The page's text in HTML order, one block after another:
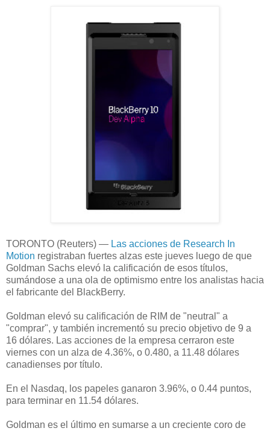
TORONTO (Reuters) — Las acciones de Research In
Motion registraban fuertes alzas este jueves luego de que
Goldman Sachs elevó la calificación de esos títulos,
sumándose a una ola de optimismo entre los analistas hacia
el fabricante del BlackBerry.
Goldman elevó su calificación de RIM de "neutral" a
"comprar", y también incrementó su precio objetivo de 9 a
16 dólares. Las acciones de la empresa cerraron este
viernes con un alza de 4.36%, o 0.480, a 11.48 dólares
canadienses por título.
En el Nasdaq, los papeles ganaron 3.96%, o 0.44 puntos,
para terminar en 11.54 dólares.
Goldman es el último en sumarse a un creciente coro de